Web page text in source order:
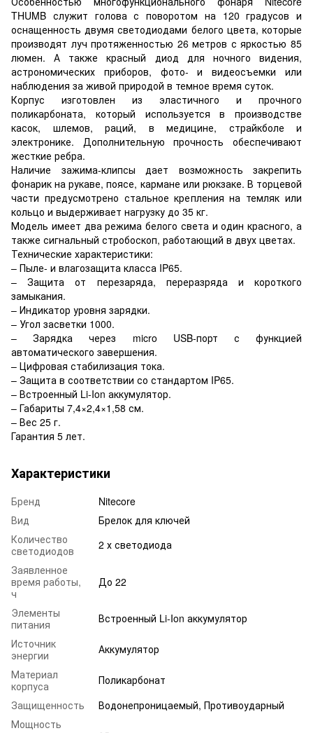
THUMB служит голова с поворотом на 120 градусов и
оснащенность двумя светодиодами белого цвета, которые
производят луч протяженностью 26 метров с яркостью 85
люмен. А также красный диод для ночного видения,
астрономических приборов, фото- и видеосъемки или
наблюдения за живой природой в темное время суток.
Корпус изготовлен из эластичного и прочного
поликарбоната, который используется в производстве
касок, шлемов, раций, в медицине, страйкболе и
электронике. Дополнительную прочность обеспечивают
жесткие ребра.
Наличие зажима-клипсы дает возможность закрепить
фонарик на рукаве, поясе, кармане или рюкзаке. В торцевой
части предусмотрено стальное крепления на темляк или
кольцо и выдерживает нагрузку до 35 кг.
Модель имеет два режима белого света и один красного, а
также сигнальный стробоскоп, работающий в двух цветах.
Технические характеристики:
– Пыле- и влагозащита класса IP65.
– Защита от перезаряда, переразряда и короткого
замыкания.
– Индикатор уровня зарядки.
– Угол засветки 1000.
– Зарядка через micro USB-порт с функцией
автоматического завершения.
– Цифровая стабилизация тока.
– Защита в соответствии со стандартом IP65.
– Встроенный Li-Ion аккумулятор.
– Габариты 7,4×2,4×1,58 см.
– Вес 25 г.
Гарантия 5 лет.
Характеристики
Бренд
Nitecore
Вид
Брелок для ключей
Количество
светодиодов
2 х светодиода
Заявленное
время работы,
ч
До 22
Элементы
питания
Встроенный Li-Ion аккумулятор
Источник
энергии
Аккумулятор
Материал
корпуса
Поликарбонат
Защищенность
Водонепроницаемый, Противоударный
Мощность